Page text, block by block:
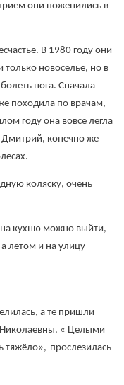
они поженились в
В 1980 году они
только новоселье, но в
нога. Сначала
походила по врачам,
году она вовсе легла
Дмитрий, конечно же
коляску, очень
на кухню можно выйти,
летом и на улицу
а те пришли
Николаевны. « Целыми
тяжёло»,-прослезилась